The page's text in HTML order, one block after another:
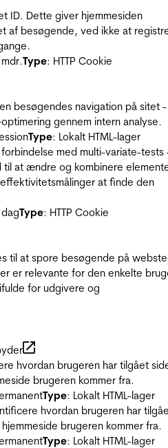
ID. Dette giver hjemmesiden
af besøgende, ved ikke at
Type: HTTP Cookie
besøgendes navigation på sitet -
gennem intern analyse.
Type: Lokalt HTML-lager
med multi-variate-tests
til at ændre og kombinere
at finde den
Type: HTTP Cookie
til at spore besøgende på
er relevante for den enkelte
for udgivere og
hvordan brugeren har tilgået
brugeren kommer fra.
Type: Lokalt HTML-lager
hvordan brugeren har
brugeren kommer fra.
Type: Lokalt HTML-lager